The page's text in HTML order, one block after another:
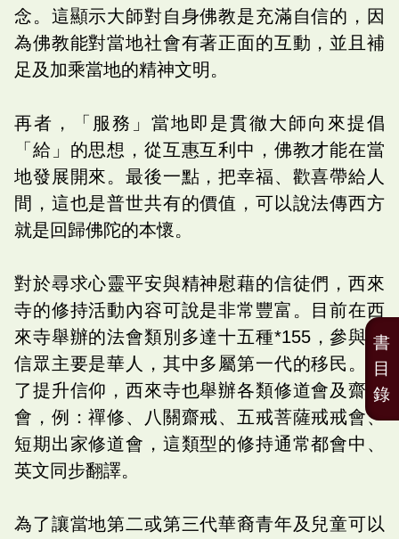
念。這顯示大師對自身佛教是充滿自信的，因
為佛教能對當地社會有著正面的互動，並且補
足及加乘當地的精神文明。
再者，「服務」當地即是貫徹大師向來提倡
「給」的思想，從互惠互利中，佛教才能在當
地發展開來。最後一點，把幸福、歡喜帶給人
間，這也是普世共有的價值，可以說法傳西方
就是回歸佛陀的本懷。
對於尋求心靈平安與精神慰藉的信徒們，西來
寺的修持活動內容可說是非常豐富。目前在西
來寺舉辦的法會類別多達十五種*155，參與的
信眾主要是華人，其中多屬第一代的移民。為
了提升信仰，西來寺也舉辦各類修道會及齋戒
會，例：禪修、八關齋戒、五戒菩薩戒戒會、
短期出家修道會，這類型的修持通常都會中、
英文同步翻譯。
為了讓當地第二或第三代華裔青年及兒童可以
書
目
錄